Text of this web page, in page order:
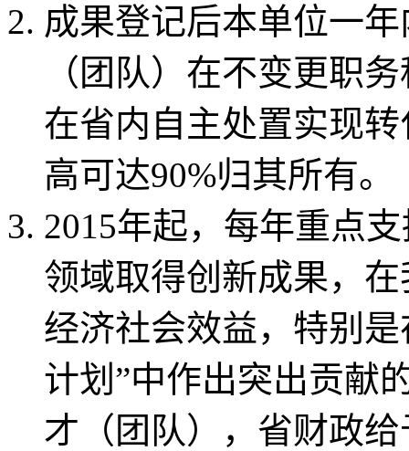
成果登记后本单位一
（团队）在不变更职
在省内自主处置实现
高可达90%归其所有。
2015年起，每年重点
领域取得创新成果，
经济社会效益，特别
计划”中作出突出贡献
才（团队），省财政